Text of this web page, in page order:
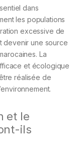
dans
les populations
excessive de
devenir une source
La
et écologique
réalisée de
et le
ils